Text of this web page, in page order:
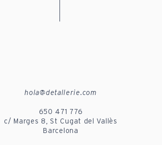
hola@detallerie.com
650 471 776
c/ Marges 8, St Cugat del Vallès
Barcelona